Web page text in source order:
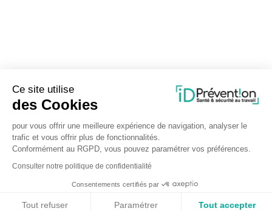
Ce site utilise
des Cookies
pour vous offrir une meilleure expérience de navigation, analyser le
trafic et vous offrir plus de fonctionnalités.
Conformément au RGPD, vous pouvez paramétrer vos préférences.
Consulter notre politique de confidentialité
Consentements certifiés par
Tout refuser Paramétrer Tout accepter